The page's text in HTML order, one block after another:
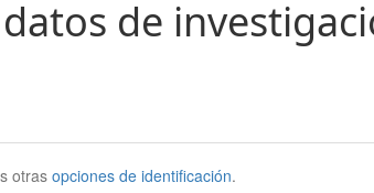
de
otrasopciones de identificación.